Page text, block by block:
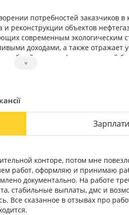
потребностей заказчиков в
реконструкции объектов
современным экологическим
доходами, а также отражает
диверсифицированный
обществу.
˅
конторе, потом мне
работ, оформляю и принимаю
документально. На работе
стабильные выплаты, дмс и
Все сказанное в отзывах про